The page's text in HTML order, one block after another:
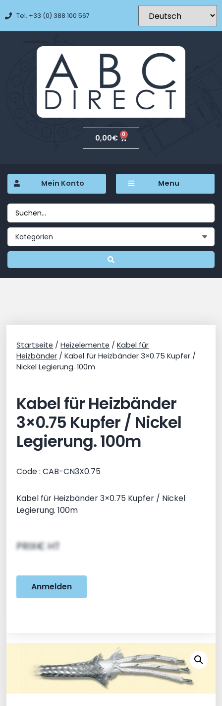
Tel. +33 (0) 388 100 567
0,00€ 0
Mein Konto Menu
Startseite /Heizelemente /Kabel für
Heizbänder / Kabel für Heizbänder 3×0.75 Kupfer /
Nickel Legierung. 100m
Kabel für Heizbänder
3×0.75 Kupfer / Nickel
Legierung. 100m
Code : CAB-CN3X0.75
Kabel für Heizbänder 3×0.75 Kupfer / Nickel
Legierung. 100m
PRIX€ HT
Anmelden